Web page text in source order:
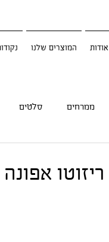
אודות המוצרים שלנו
ממרחים סלטים
ריזוטו אפונה